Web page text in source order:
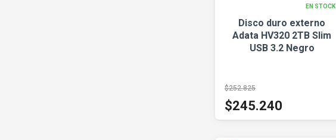
EN STOCK
Disco duro externo
Adata HV320 2TB Slim
USB 3.2 Negro
$252.825
$245.240